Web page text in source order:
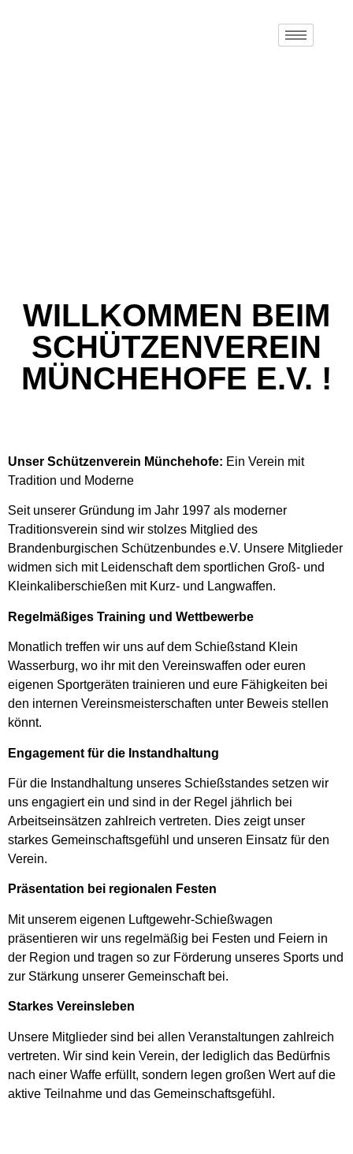
WILLKOMMEN BEIM
SCHÜTZENVEREIN
MÜNCHEHOFE E.V. !
Unser Schützenverein Münchehofe: Ein Verein mit
Tradition und Moderne
Seit unserer Gründung im Jahr 1997 als moderner
Traditionsverein sind wir stolzes Mitglied des
Brandenburgischen Schützenbundes e.V. Unsere Mitglieder
widmen sich mit Leidenschaft dem sportlichen Groß- und
Kleinkaliberschießen mit Kurz- und Langwaffen.
Regelmäßiges Training und Wettbewerbe
Monatlich treffen wir uns auf dem Schießstand Klein
Wasserburg, wo ihr mit den Vereinswaffen oder euren
eigenen Sportgeräten trainieren und eure Fähigkeiten bei
den internen Vereinsmeisterschaften unter Beweis stellen
könnt.
Engagement für die Instandhaltung
Für die Instandhaltung unseres Schießstandes setzen wir
uns engagiert ein und sind in der Regel jährlich bei
Arbeitseinsätzen zahlreich vertreten. Dies zeigt unser
starkes Gemeinschaftsgefühl und unseren Einsatz für den
Verein.
Präsentation bei regionalen Festen
Mit unserem eigenen Luftgewehr-Schießwagen
präsentieren wir uns regelmäßig bei Festen und Feiern in
der Region und tragen so zur Förderung unseres Sports und
zur Stärkung unserer Gemeinschaft bei.
Starkes Vereinsleben
Unsere Mitglieder sind bei allen Veranstaltungen zahlreich
vertreten. Wir sind kein Verein, der lediglich das Bedürfnis
nach einer Waffe erfüllt, sondern legen großen Wert auf die
aktive Teilnahme und das Gemeinschaftsgefühl.